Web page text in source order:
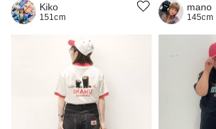
Kiko
151cm
mano
145cm